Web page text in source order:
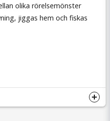
olika rörelsemönster
jiggas hem och fiskas